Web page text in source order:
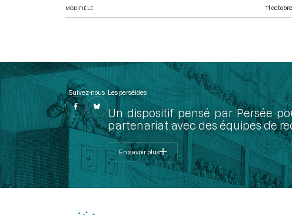
MODIFIÉ LE 11
Suivez-nous Les perséides
Un dispositif pensé par Persée
partenariat avec des équipes de
En savoir plus